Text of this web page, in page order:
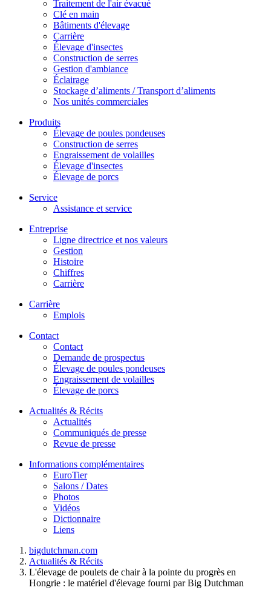
Traitement de l'air évacué
Clé en main
Bâtiments d'élevage
Carrière
Élevage d'insectes
Construction de serres
Gestion d'ambiance
Éclairage
Stockage d’aliments / Transport d’aliments
Nos unités commerciales
Produits
Élevage de poules pondeuses
Construction de serres
Engraissement de volailles
Élevage d'insectes
Élevage de porcs
Service
Assistance et service
Entreprise
Ligne directrice et nos valeurs
Gestion
Histoire
Chiffres
Carrière
Carrière
Emplois
Contact
Contact
Demande de prospectus
Élevage de poules pondeuses
Engraissement de volailles
Élevage de porcs
Actualités & Récits
Actualités
Communiqués de presse
Revue de presse
Informations complémentaires
EuroTier
Salons / Dates
Photos
Vidéos
Dictionnaire
Liens
bigdutchman.com
Actualités & Récits
L'élevage de poulets de chair à la pointe du progrès en
Hongrie : le matériel d'élevage fourni par Big Dutchman